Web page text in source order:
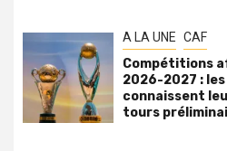
A LA UNE CAF
Compétitions
2026-2027 :
connaissent
tours